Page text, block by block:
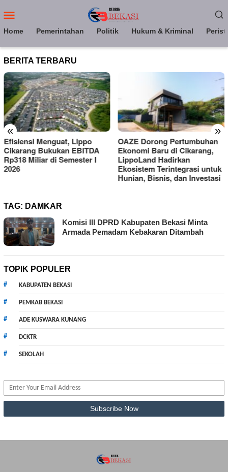
ke
Mobile
Home Pemerintahan Politik Hukum & Kriminal
BERITA TERBARU
« »
Efisiensi Menguat, Lippo
Cikarang Bukukan EBITDA
Rp318 Miliar di Semester I
2026
OAZE Dorong Pertumbuhan
Ekonomi Baru di Cikarang,
LippoLand Hadirkan
Ekosistem Terintegrasi untuk
Hunian, Bisnis, dan Investasi
TAG: DAMKAR
Komisi III DPRD Kabupaten Bekasi Minta
Armada Pemadam Kebakaran Ditambah
TOPIK POPULER
KABUPATEN BEKASI
PEMKAB BEKASI
ADE KUSWARA KUNANG
DCKTR
SEKOLAH